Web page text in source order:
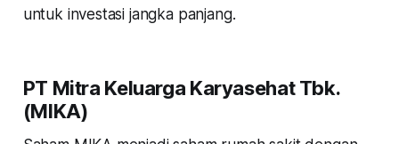
untuk investasi jangka panjang.
PT Mitra Keluarga Karyasehat Tbk.
(MIKA)